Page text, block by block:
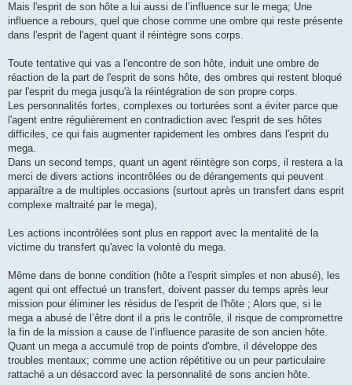
Mais l'esprit de son hôte a lui aussi de l’influence sur le mega; Une
influence a rebours, quel que chose comme une ombre qui reste présente
dans l'esprit de l'agent quant il réintègre sons corps.
Toute tentative qui vas a l'encontre de son hôte, induit une ombre de
réaction de la part de l'esprit de sons hôte, des ombres qui restent bloqué
par l'esprit du mega jusqu'à la réintégration de son propre corps.
Les personnalités fortes, complexes ou torturées sont a éviter parce que
l'agent entre régulièrement en contradiction avec l'esprit de ses hôtes
difficiles, ce qui fais augmenter rapidement les ombres dans l'esprit du
mega.
Dans un second temps, quant un agent réintègre son corps, il restera a la
merci de divers actions incontrôlées ou de dérangements qui peuvent
apparaître a de multiples occasions (surtout après un transfert dans esprit
complexe maltraité par le mega),
Les actions incontrôlées sont plus en rapport avec la mentalité de la
victime du transfert qu'avec la volonté du mega.
Même dans de bonne condition (hôte a l'esprit simples et non abusé), les
agent qui ont effectué un transfert, doivent passer du temps après leur
mission pour éliminer les résidus de l'esprit de l'hôte ; Alors que, si le
mega a abusé de l’être dont il a pris le contrôle, il risque de compromettre
la fin de la mission a cause de l’influence parasite de son ancien hôte.
Quant un mega a accumulé trop de points d'ombre, il développe des
troubles mentaux; comme une action répétitive ou un peur particulaire
rattaché a un désaccord avec la personnalité de sons ancien hôte.